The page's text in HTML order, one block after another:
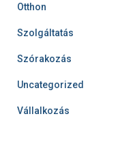
Otthon
Szolgáltatás
Szórakozás
Uncategorized
Vállalkozás